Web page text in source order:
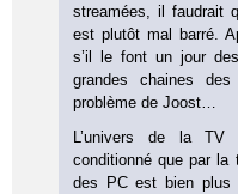
streamées, il faudrait
est plutôt mal barré.
s’il le font un jour
grandes chaines
problème de Joost…
L’univers de la
conditionné que par la
des PC est bien plus